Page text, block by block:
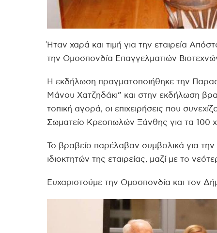
Ήταν χαρά και τιμή για την εταιρεία
την Ομοσπονδία Επαγγελματιών
Η εκδήλωση πραγματοποιήθηκε την
Μάνου Χατζηδάκι” και στην εκδήλωση
τοπική αγορά, οι επιχειρήσεις που
Σωματείο Κρεοπωλών Ξάνθης για τα 100
Το βραβείο παρέλαβαν συμβολικά για
ιδιοκτητών της εταιρείας, μαζί με το
Ευχαριστούμε την Ομοσπονδία και τον